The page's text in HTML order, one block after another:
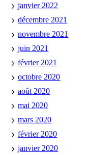
janvier 2022
décembre 2021
novembre 2021
juin 2021
février 2021
octobre 2020
août 2020
mai 2020
mars 2020
février 2020
janvier 2020